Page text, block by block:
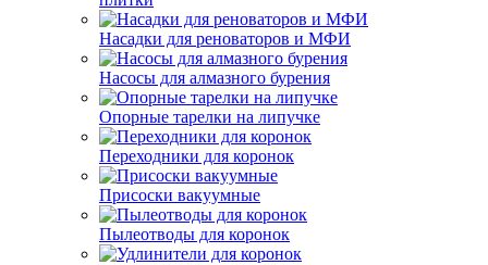
Насадки для реноваторов и МФИ
Насосы для алмазного бурения
Опорные тарелки на липучке
Переходники для коронок
Присоски вакуумные
Пылеотводы для коронок